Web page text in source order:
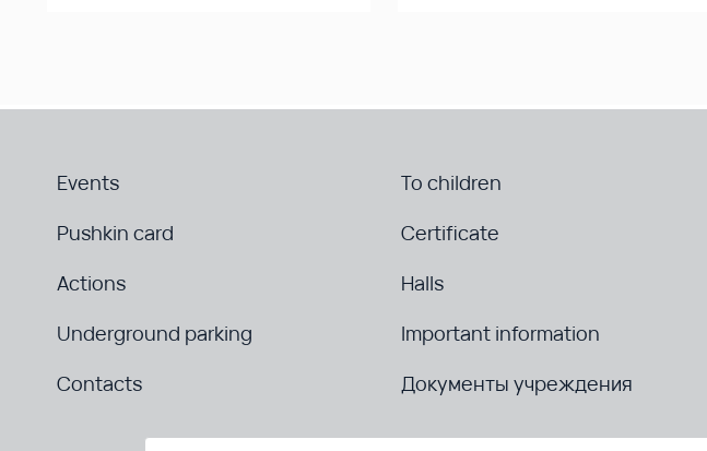
Events
To children
Pushkin card
Certificate
Actions
Halls
Underground parking
Important information
Contacts
Документы учреждения